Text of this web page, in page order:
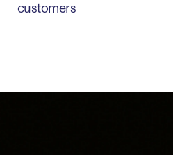
customers